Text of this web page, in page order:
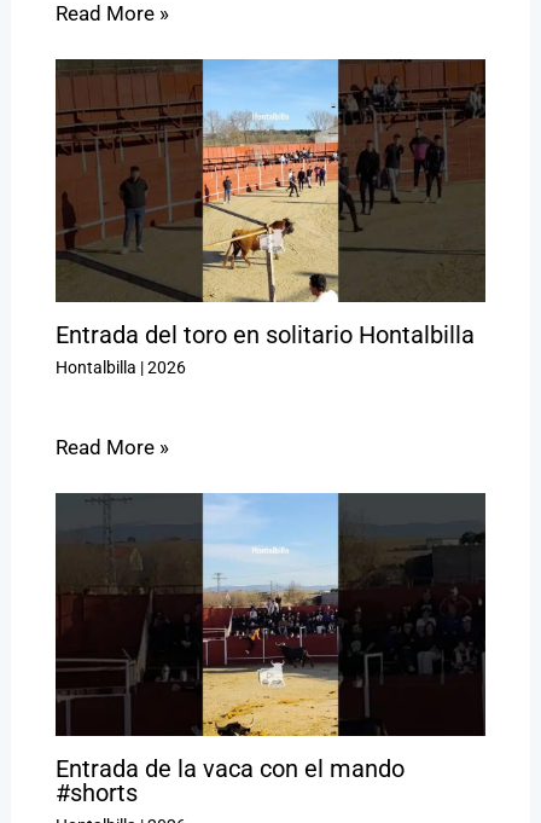
Read More »
Entrada del toro en solitario Hontalbilla
Hontalbilla |2026
Read More »
Entrada de la vaca con el mando
#shorts